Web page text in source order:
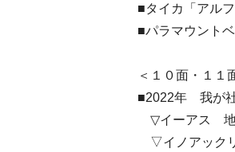
■タイカ「アル
■パラマウント
＜１０面・１１
■2022年 我が
▽イーアス 地
▽イノアック